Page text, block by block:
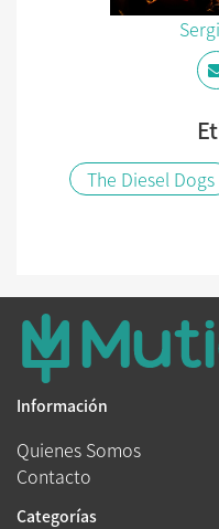
The Diesel Dogs
Información
Quienes Somos
Contacto
Categorías